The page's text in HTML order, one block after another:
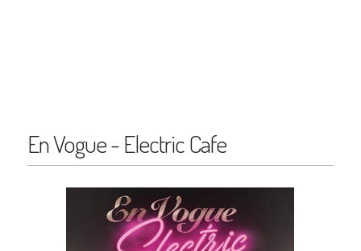
En Vogue - Electric Cafe